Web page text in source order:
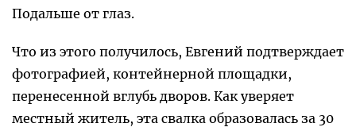
Подальше от глаз.
Что из этого получилось, Евгений подтверждает
фотографией, контейнерной площадки,
перенесенной вглубь дворов. Как уверяет
местный житель, эта свалка образовалась за 30